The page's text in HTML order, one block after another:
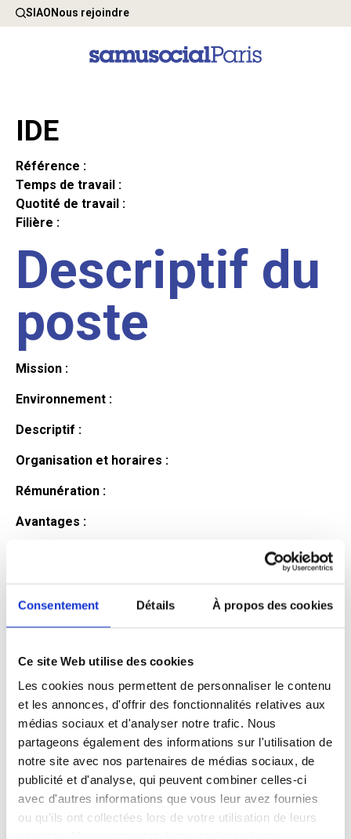
Consentement Détails À propos des cookies
Ce site Web utilise des cookies
Les cookies nous permettent de personnaliser le contenu
et les annonces, d'offrir des fonctionnalités relatives aux
médias sociaux et d'analyser notre trafic. Nous
partageons également des informations sur l'utilisation de
notre site avec nos partenaires de médias sociaux, de
publicité et d'analyse, qui peuvent combiner celles-ci
avec d'autres informations que vous leur avez fournies
ou qu'ils ont collectées lors de votre utilisation de leurs
SIAONous rejoindre
IDE
Référence :
Temps de travail :
Quotité de travail :
Filière :
Descriptif du
poste
Mission :
Environnement :
Descriptif :
Organisation et horaires :
Rémunération :
Avantages :
candidat
Qualifications et diplômes :
Profil recherché :
Expérience :
Processus